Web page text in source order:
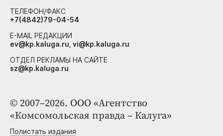
© 2007–2026. ООО «Агентство
«Комсомольская правда – Калуга»
Полистать издания
ТЕЛЕФОН/ФАКС
+7(4842)79-04-54
E-MAIL РЕДАКЦИИ
ev@kp.kaluga.ru, vi@kp.kaluga.ru
ОТДЕЛ РЕКЛАМЫ НА САЙТЕ
sz@kp.kaluga.ru